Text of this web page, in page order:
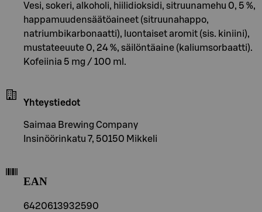
Vesi, sokeri, alkoholi, hiilidioksidi, sitruunamehu 0, 5 %,
happamuudensäätöaineet (sitruunahappo,
natriumbikarbonaatti), luontaiset aromit (sis. kiniini),
mustateeuute 0, 24 %, säilöntäaine (kaliumsorbaatti).
Kofeiinia 5 mg / 100 ml.
Yhteystiedot
Saimaa Brewing Company
Insinöörinkatu 7, 50150 Mikkeli
EAN
6420613932590